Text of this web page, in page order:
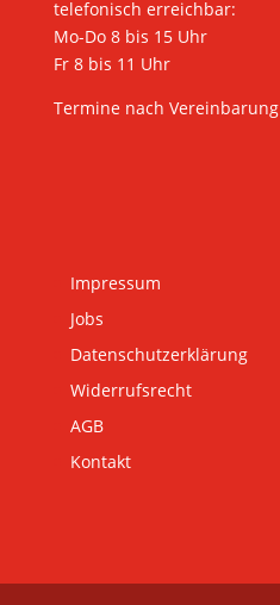
telefonisch erreichbar:
Mo-Do 8 bis 15 Uhr
Fr 8 bis 11 Uhr
Termine nach Vereinbarung
Impressum
Jobs
Datenschutzerklärung
Widerrufsrecht
AGB
Kontakt